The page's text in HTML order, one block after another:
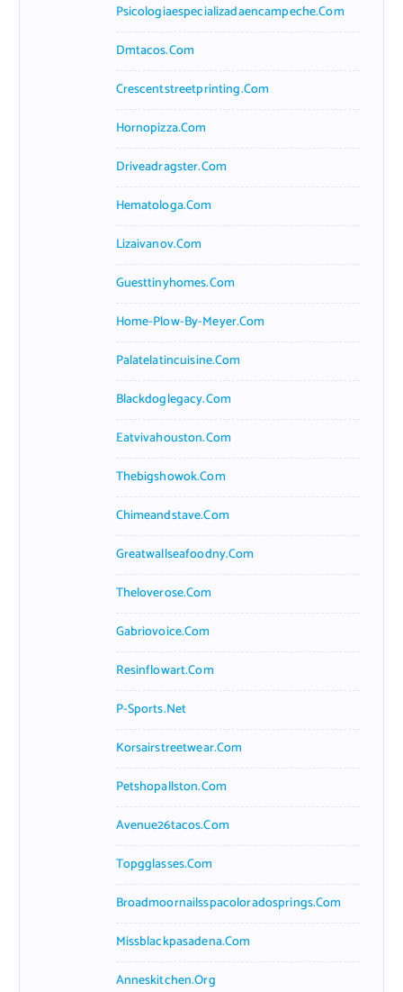
Psicologiaespecializadaencampeche.com
Dmtacos.com
Crescentstreetprinting.com
Hornopizza.com
Driveadragster.com
Hematologa.com
Lizaivanov.com
Guesttinyhomes.com
Home-Plow-By-Meyer.com
Palatelatincuisine.com
Blackdoglegacy.com
Eatvivahouston.com
Thebigshowok.com
Chimeandstave.com
Greatwallseafoodny.com
Theloverose.com
Gabriovoice.com
Resinflowart.com
P-Sports.net
Korsairstreetwear.com
Petshopallston.com
Avenue26tacos.com
Topgglasses.com
Broadmoornailsspacoloradosprings.com
Missblackpasadena.com
Anneskitchen.org